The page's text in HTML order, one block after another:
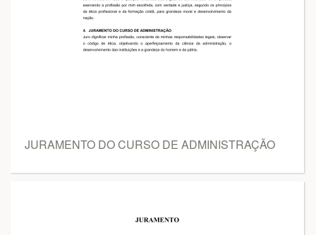
JURAMENTO DO CURSO DE ADMINISTRAÇÃO